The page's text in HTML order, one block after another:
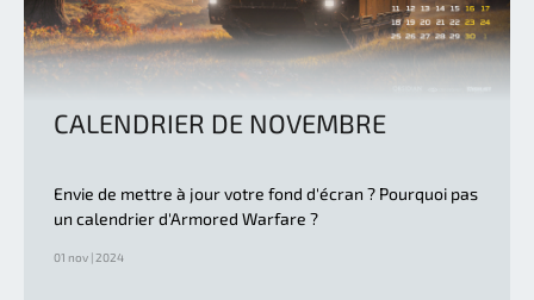
CALENDRIER DE NOVEMBRE
Envie de mettre à jour votre fond d'écran ? Pourquoi pas
un calendrier d'Armored Warfare ?
01 nov | 2024